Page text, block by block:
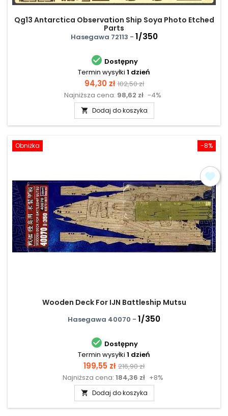
Qg13 Antarctica Observation Ship Soya Photo Etched
Parts
Hasegawa 72113 - 1/350
 Dostępny
Termin wysyłki 1 dzień
Cena
94,30 zł Cena
podstawowa
102,50 zł
Najniższa cena: 98,62 zł -4%
 Dodaj do koszyka
-8%
Obniżka
Wooden Deck For IJN Battleship Mutsu
Hasegawa 40070 - 1/350
 Dostępny
Termin wysyłki 1 dzień
Cena
199,55 zł Cena
podstawowa
216,90 zł
Najniższa cena: 184,36 zł +8%
 Dodaj do koszyka